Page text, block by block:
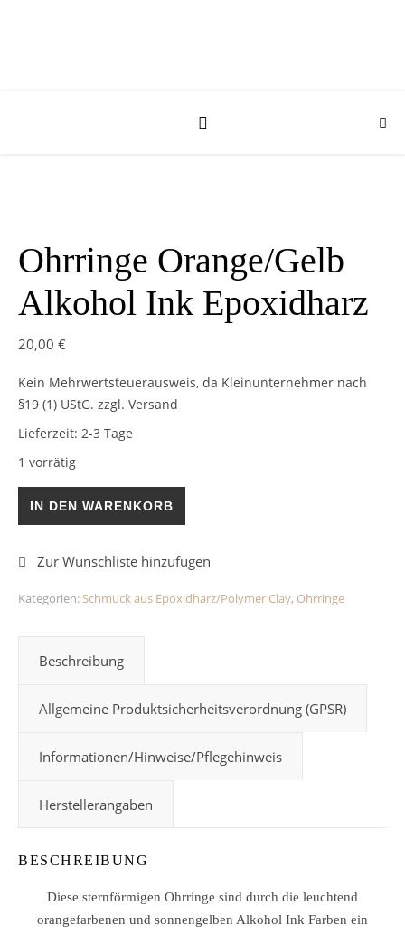
Ohrringe Orange/Gelb
Alkohol Ink Epoxidharz
20,00 €
Kein Mehrwertsteuerausweis, da Kleinunternehmer nach
§19 (1) UStG. zzgl. Versand
Lieferzeit: 2-3 Tage
1 vorrätig
Ohrringe Orange/Gelb Alkohol Ink Epoxidharz Menge
IN DEN WARENKORB
Kategorien: Schmuck aus Epoxidharz/Polymer Clay, Ohrringe
Beschreibung
Allgemeine Produktsicherheitsverordnung (GPSR)
Informationen/Hinweise/Pflegehinweis
Herstellerangaben
BESCHREIBUNG
Diese sternförmigen Ohrringe sind durch die leuchtend
orangefarbenen und sonnengelben Alkohol Ink Farben ein